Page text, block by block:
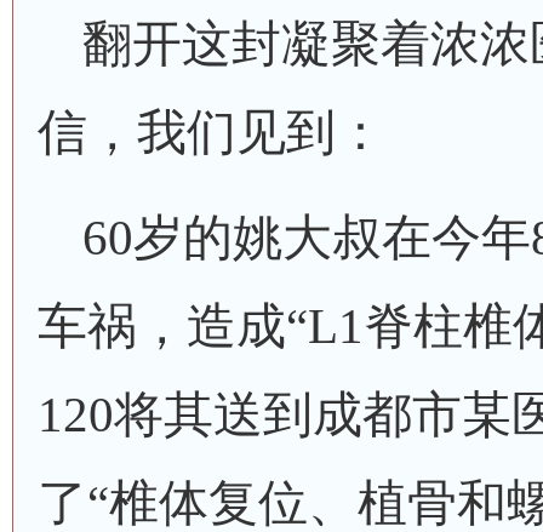
翻开这封凝聚着浓
信，我们见到：
60岁的姚大叔在今
车祸，造成“L1脊柱椎
120将其送到成都市某
了“椎体复位、植骨和